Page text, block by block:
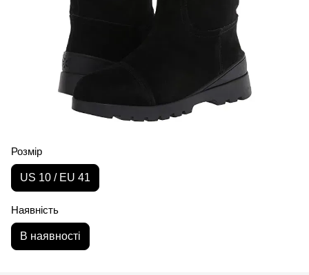
Розмір
US 10 / EU 41
Наявність
В наявності